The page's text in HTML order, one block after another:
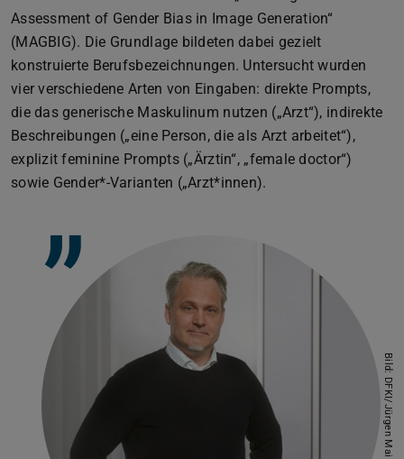
Assessment of Gender Bias in Image Generation“
(MAGBIG). Die Grundlage bildeten dabei gezielt
konstruierte Berufsbezeichnungen. Untersucht wurden
vier verschiedene Arten von Eingaben: direkte Prompts,
die das generische Maskulinum nutzen („Arzt“), indirekte
Beschreibungen („eine Person, die als Arzt arbeitet“),
explizit feminine Prompts („Ärztin“, „female doctor“)
sowie Gender*-Varianten („Arzt*innen).
”
Bild: DFKI/Jürgen Mai